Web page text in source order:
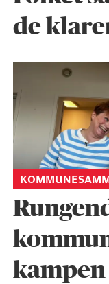
de
kampen